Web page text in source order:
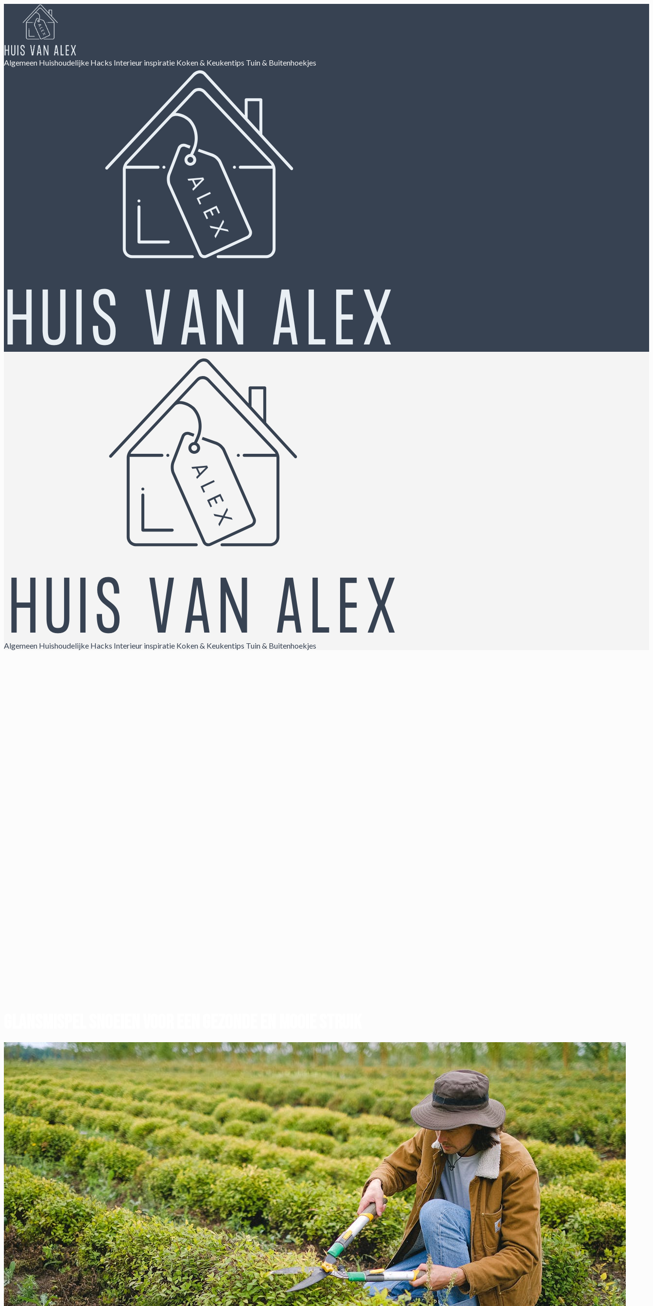
Algemeen Huishoudelijke Hacks Interieur inspiratie Koken & Keukentips Tuin & Buitenhoekjes
Algemeen Huishoudelijke Hacks Interieur inspiratie Koken & Keukentips Tuin & Buitenhoekjes